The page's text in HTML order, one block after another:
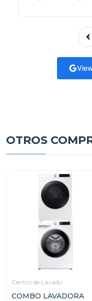
OTROS
Centro de Lavado
COMBO LAVADORA